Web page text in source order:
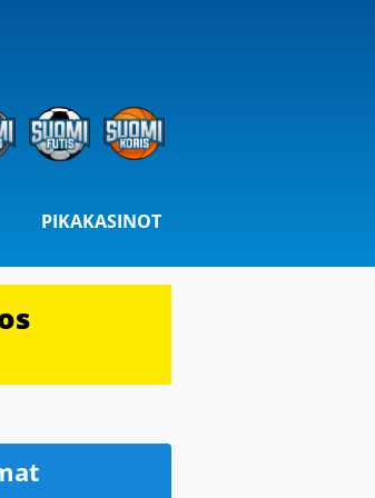
PIKAKASINOT